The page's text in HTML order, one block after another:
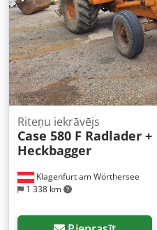
Klagenfurt am Wörthersee
1 338 km
Riteņu iekrāvējs
Case 580 F Radlader +
Heckbagger